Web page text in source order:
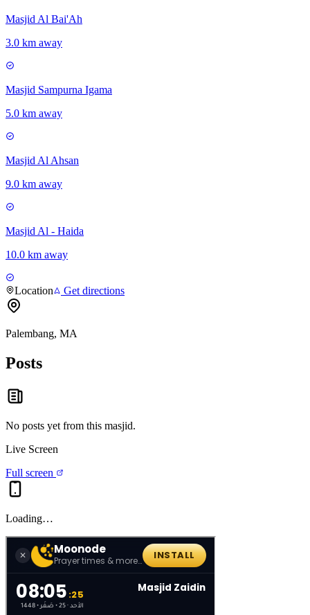
Masjid Al Bai'Ah
3.0 km away
Masjid Sampurna Igama
5.0 km away
Masjid Al Ahsan
9.0 km away
Masjid Al - Haida
10.0 km away
Location Get directions
Palembang, MA
Posts
No posts yet from this masjid.
Live Screen
Full screen
Loading…